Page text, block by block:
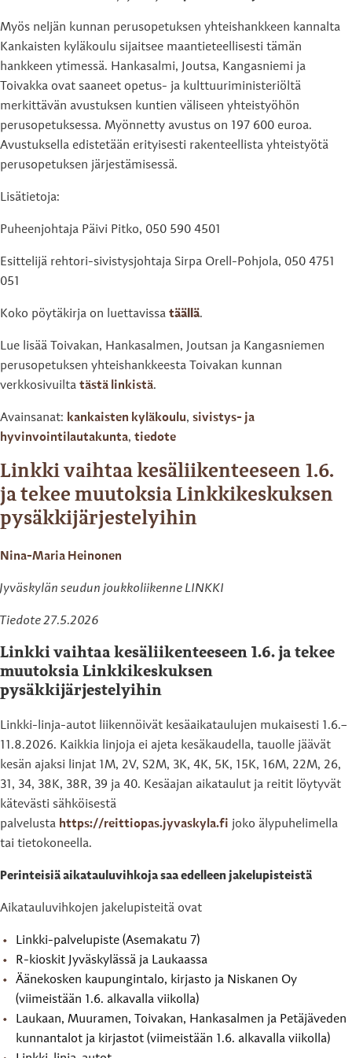
Myös neljän kunnan perusopetuksen yhteishankkeen kannalta
Kankaisten kyläkoulu sijaitsee maantieteellisesti tämän
hankkeen ytimessä. Hankasalmi, Joutsa, Kangasniemi ja
Toivakka ovat saaneet opetus- ja kulttuuriministeriöltä
merkittävän avustuksen kuntien väliseen yhteistyöhön
perusopetuksessa. Myönnetty avustus on 197 600 euroa.
Avustuksella edistetään erityisesti rakenteellista yhteistyötä
perusopetuksen järjestämisessä.
Lisätietoja:
Puheenjohtaja Päivi Pitko, 050 590 4501
Esittelijä rehtori-sivistysjohtaja Sirpa Orell-Pohjola, 050 4751
051
Koko pöytäkirja on luettavissa täällä.
Lue lisää Toivakan, Hankasalmen, Joutsan ja Kangasniemen
perusopetuksen yhteishankkeesta Toivakan kunnan
verkkosivuilta tästä linkistä.
Avainsanat: kankaisten kyläkoulu, sivistys- ja
hyvinvointilautakunta, tiedote
Linkki vaihtaa kesäliikenteeseen 1.6.
ja tekee muutoksia Linkkikeskuksen
pysäkkijärjestelyihin
Nina-Maria Heinonen
Jyväskylän seudun joukkoliikenne LINKKI
Tiedote 27.5.2026
Linkki vaihtaa kesäliikenteeseen 1.6. ja tekee
muutoksia Linkkikeskuksen
pysäkkijärjestelyihin
Linkki-linja-autot liikennöivät kesäaikataulujen mukaisesti 1.6.–
11.8.2026. Kaikkia linjoja ei ajeta kesäkaudella, tauolle jäävät
kesän ajaksi linjat 1M, 2V, S2M, 3K, 4K, 5K, 15K, 16M, 22M, 26,
31, 34, 38K, 38R, 39 ja 40. Kesäajan aikataulut ja reitit löytyvät
kätevästi sähköisestä
palvelusta https://reittiopas.jyvaskyla.fi joko älypuhelimella
tai tietokoneella.
Perinteisiä aikatauluvihkoja saa edelleen jakelupisteistä
Aikatauluvihkojen jakelupisteitä ovat
Linkki-palvelupiste (Asemakatu 7)
R-kioskit Jyväskylässä ja Laukaassa
Äänekosken kaupungintalo, kirjasto ja Niskanen Oy
(viimeistään 1.6. alkavalla viikolla)
Laukaan, Muuramen, Toivakan, Hankasalmen ja Petäjäveden
kunnantalot ja kirjastot (viimeistään 1.6. alkavalla viikolla)